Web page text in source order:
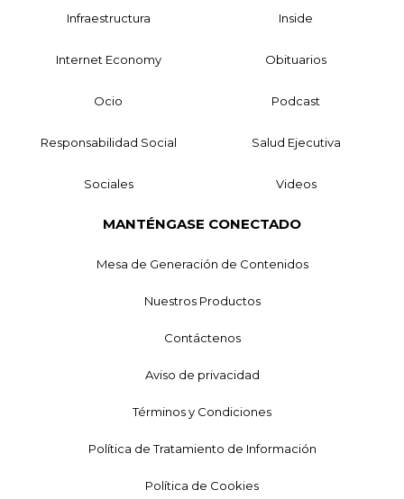
Infraestructura Inside
Internet Economy Obituarios
Ocio Podcast
Responsabilidad Social Salud Ejecutiva
Sociales Videos
MANTÉNGASE CONECTADO
Mesa de Generación de Contenidos
Nuestros Productos
Contáctenos
Aviso de privacidad
Términos y Condiciones
Política de Tratamiento de Información
Política de Cookies